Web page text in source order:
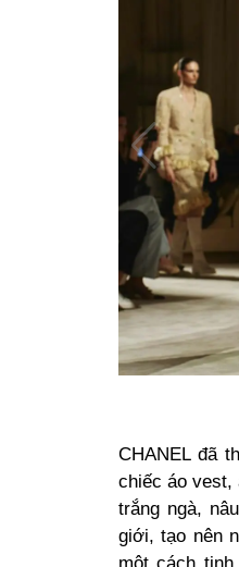
CHANEL đã
chiếc áo vest,
trắng ngà,
giới, tạo nên